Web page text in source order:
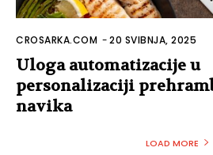
CROSARKA.COM -20 SVIBNJA, 2025
Uloga automatizacije u
personalizaciji
navika
LOAD MORE